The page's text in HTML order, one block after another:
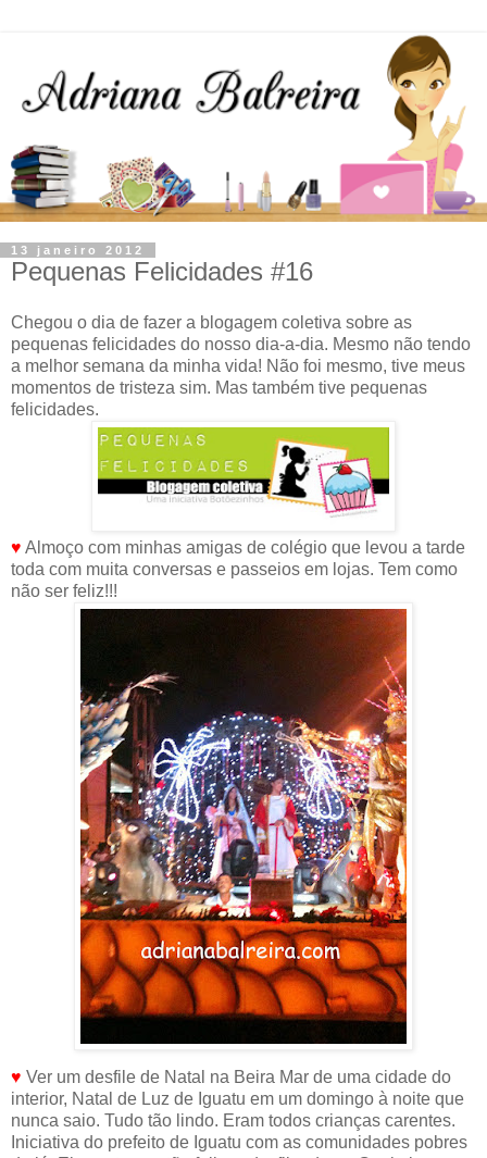
13 janeiro 2012
Pequenas Felicidades #16
Chegou o dia de fazer a blogagem coletiva sobre as
pequenas felicidades do nosso dia-a-dia. Mesmo não tendo
a melhor semana da minha vida! Não foi mesmo, tive meus
momentos de tristeza sim. Mas também tive pequenas
felicidades.
♥ Almoço com minhas amigas de colégio que levou a tarde
toda com muita conversas e passeios em lojas. Tem como
não ser feliz!!!
♥ Ver um desfile de Natal na Beira Mar de uma cidade do
interior, Natal de Luz de Iguatu em um domingo à noite que
nunca saio. Tudo tão lindo. Eram todos crianças carentes.
Iniciativa do prefeito de Iguatu com as comunidades pobres